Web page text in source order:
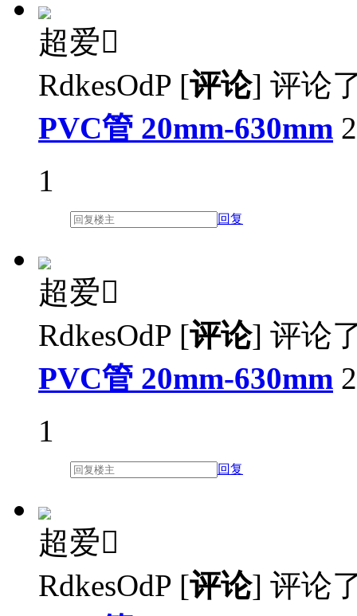
超爱
RdkesOdP [评论] 评论
PVC管 20mm-630mm
1
回复
超爱
RdkesOdP [评论] 评论
PVC管 20mm-630mm
1
回复
超爱
RdkesOdP [评论] 评论